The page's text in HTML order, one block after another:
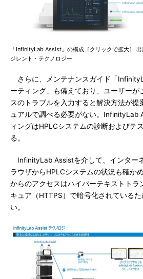
「InfinityLab Assist」の構成［クリックで拡大］ 出
ジレント・テクノロジー
さらに、メンテナンスガイド「
ーティング」も備えており、ユーザーが
スのトラブルを入力すると解決方法が提
ュアルで調べる必要がない。InfinityLab
ィングはHPLCシステムの診断およびテ
る。
InfinityLab Assistを介して、インター
ラウザからHPLCシステムの状況も確か
からのアクセスはハイパーテキストトラ
キュア（HTTPS）で暗号化されているた
い。